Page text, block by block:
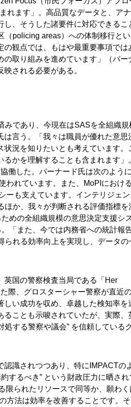
れます」。高品質なデータと、アナ
、そうした諸要件に対応できるこ
policing areas）への体制移行とい
観点では、もはや最重要事項では
取り組みを進めています」（バー
される必要がある。
みであり、今現在はSASを全組織規
言う。「我々は職員が優れた意思
状況を知りたいとも考えています。
かを理解することも含まれます」
働した。バーナード氏は次のよう
われています。また、MoPIにおけ
ーも支えています。インテリジェン
か、我々が判断される評価指標を
めの全組織規模の意思決定支援シ
「また、今では内務省への統計報
られる効率向上を実現し、データの
英国の警察検査当局である「Her
際、グロスターシャー警察が直近
い成功を収め、卓越した検知率を
ことも示唆されていたが、実際、
する警察や議会” を信頼している
識されつつあり、特にIMPACTの
するべき” という財政圧力に晒され
限られたリソースで同等か、願わ
方法は効率を改善することです。